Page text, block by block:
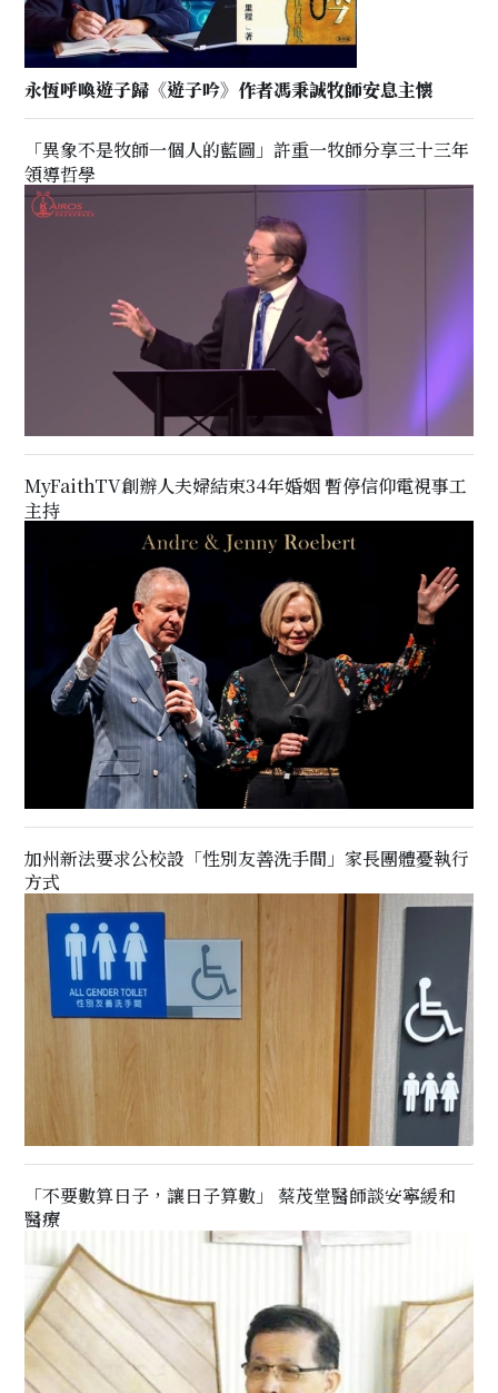
永恆呼喚遊子歸《遊子吟》作者馮秉誠牧師安息主懷
「異象不是牧師一個人的藍圖」許重一牧師分享三十三年
領導哲學
MyFaithTV創辦人夫婦結束34年婚姻 暫停信仰電視事工
主持
加州新法要求公校設「性別友善洗手間」家長團體憂執行
方式
「不要數算日子，讓日子算數」 蔡茂堂醫師談安寧緩和
醫療